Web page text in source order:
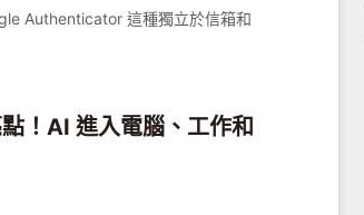
Authenticator 這種獨立於信箱和
！AI 進入電腦、工作和